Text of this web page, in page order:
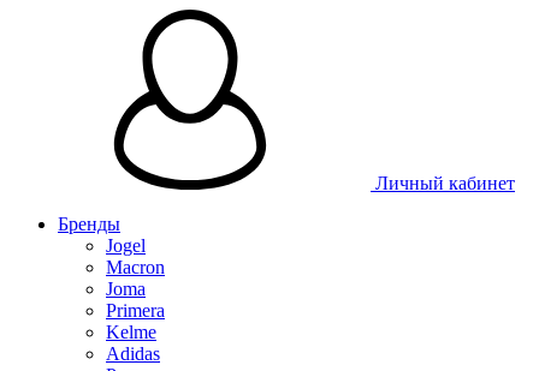
Личный кабинет
Бренды
Jogel
Macron
Joma
Primera
Kelme
Adidas
Таблица размеров